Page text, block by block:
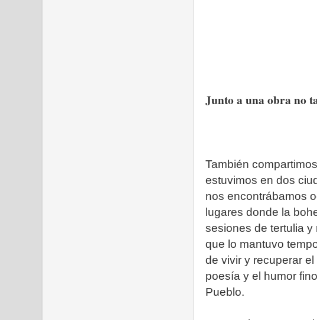
Junto a una obra no
También
estuvimos en dos
nos encontrábamos
lugares donde la
sesiones de tertulia
que lo mantuvo
de vivir y recuperar
poesía y el humor
Pueblo.